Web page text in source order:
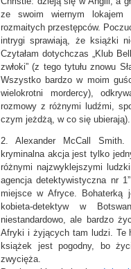
ze swoim wiernym lokajem
rozmaitych przestępców.
intrygi sprawiają, że książki
Czytałam dotychczas „Klub
zwłoki” (z tego tytułu znowu
Wszystko bardzo w moim
wielokrotni mordercy),
rozmowy z różnymi ludźmi,
czym jeżdżą, w co się
2. Alexander McCall Smith.
kryminalna akcja jest tylko
różnymi najzwyklejszymi
agencja detektywistyczna nr
miejsce w Afryce. Bohaterką
kobieta-detektyw w
niestandardowo, ale bardzo
Afryki i żyjących tam ludzi. Te
książek jest pogodny, bo
zwycięża.